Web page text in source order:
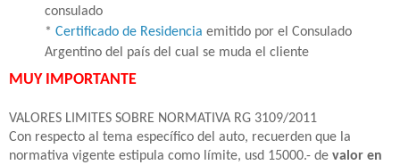
consulado
* Certificado de Residencia emitido por el Consulado
Argentino del país del cual se muda el cliente
MUY IMPORTANTE
VALORES LIMITES SOBRE NORMATIVA RG 3109/2011
Con respecto al tema específico del auto, recuerden que la
normativa vigente estipula como límite, usd 15000.- de valor en